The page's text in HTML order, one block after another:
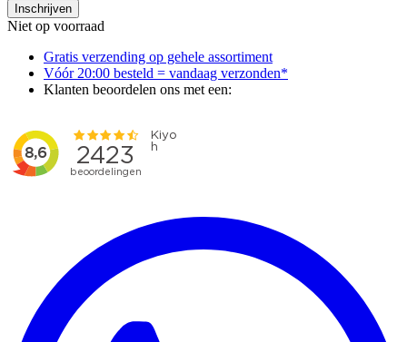
Inschrijven
Niet op voorraad
Gratis verzending op gehele assortiment
Vóór 20:00 besteld = vandaag verzonden*
Klanten beoordelen ons met een: